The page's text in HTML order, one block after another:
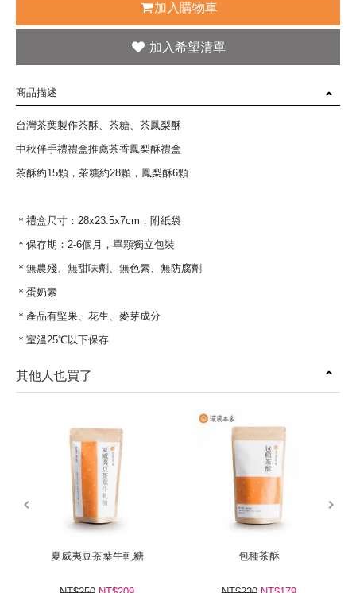
加入購物車
商品描述
台灣茶葉製作茶酥、茶糖、茶鳳梨酥
中秋伴手禮禮盒推薦茶香鳳梨酥禮盒
茶酥約15顆，茶糖約28顆，鳳梨酥6顆
＊禮盒尺寸：28x23.5x7cm，附紙袋
＊保存期：2-6個月，單顆獨立包裝
＊無農殘、無甜味劑、無色素、無防腐劑
＊蛋奶素
＊產品有堅果、花生、麥芽成分
＊室溫25℃以下保存
其他人也買了
夏威夷豆茶葉牛軋糖 包種茶酥